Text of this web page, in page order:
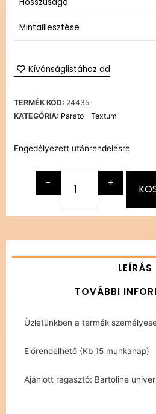
Mintaillesztése
Kívánságlistához ad
TERMÉK KÓD: 24435
KATEGÓRIA: Parato - Textum
Engedélyezett utánrendelésre
- +
LEÍRÁS
TOVÁBBI
Üzletünkben a termék
Előrendelhető (Kb 15 munkanap)
Ajánlott ragasztó: Bartoline